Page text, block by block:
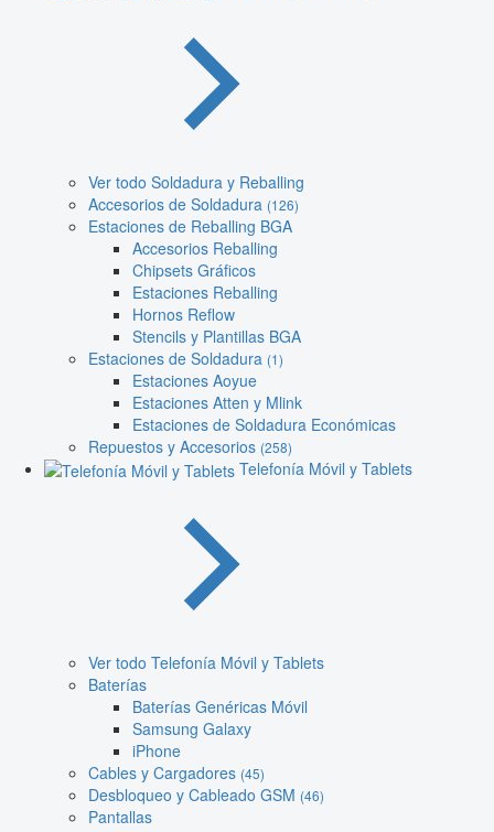
Ver todo Soldadura y Reballing
Accesorios de Soldadura (126)
Estaciones de Reballing BGA
Accesorios Reballing
Chipsets Gráficos
Estaciones Reballing
Hornos Reflow
Stencils y Plantillas BGA
Estaciones de Soldadura (1)
Estaciones Aoyue
Estaciones Atten y Mlink
Estaciones de Soldadura Económicas
Repuestos y Accesorios (258)
Telefonía Móvil y Tablets
Ver todo Telefonía Móvil y Tablets
Baterías
Baterías Genéricas Móvil
Samsung Galaxy
iPhone
Cables y Cargadores (45)
Desbloqueo y Cableado GSM (46)
Pantallas